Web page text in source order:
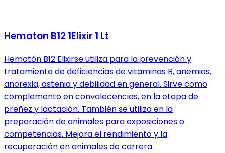
Hematon B12 1Elixir 1 Lt
Hematón B12 Elixirse utiliza para la prevención y
tratamiento de deficiencias de vitaminas B, anemias,
anorexia, astenia y debilidad en general. Sirve como
complemento en convalecencias, en la etapa de
preñez y lactación. También se utiliza en la
preparación de animales para exposiciones o
competencias. Mejora el rendimiento y la
recuperación en animales de carrera.